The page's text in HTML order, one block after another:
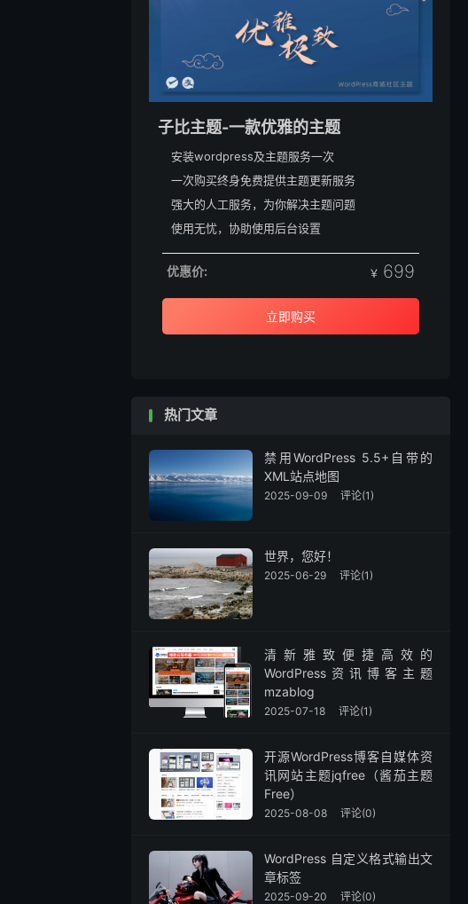
子比主题-一款优雅的主题
安装wordpress及主题服务一次
一次购买终身免费提供主题更新服务
强大的人工服务，为你解决主题问题
使用无忧，协助使用后台设置
￥ 699
优惠价:
立即购买
热门文章
禁用WordPress 5.5+自带的
XML站点地图
2025-09-09 评论(1)
世界，您好！
2025-06-29 评论(1)
清新雅致便捷高效的
WordPress资讯博客主题
mzablog
2025-07-18 评论(1)
开源WordPress博客自媒体资
讯网站主题jqfree（酱茄主题
Free）
2025-08-08 评论(0)
WordPress 自定义格式输出文
章标签
2025-09-20 评论(0)